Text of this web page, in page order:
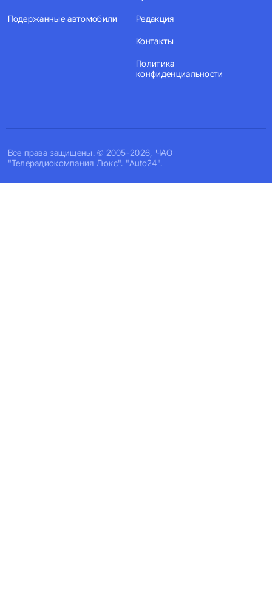
Все права защищены. © 2005-2026, ЧАО
"Телерадиокомпания Люкс". "Auto24".
Подержанные автомобили Редакция
Контакты
Политика
конфиденциальности